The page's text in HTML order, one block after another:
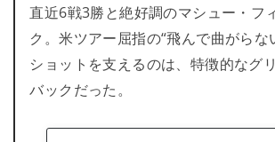
直近6戦3勝と絶好調のマシュー・フ
ク。米ツアー屈指の“飛んで曲がらな
ショットを支えるのは、特徴的なグ
バックだった。